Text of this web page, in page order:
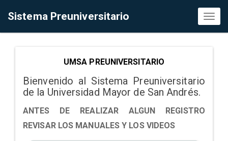
Sistema Preuniversitario
UMSA PREUNIVERSITARIO
Bienvenido al Sistema Preuniversitario
de la Universidad Mayor de San Andrés.
ANTES DE REALIZAR ALGUN REGISTRO
REVISAR LOS MANUALES Y LOS VIDEOS